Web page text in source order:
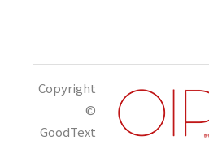
Copyright
©
GoodText